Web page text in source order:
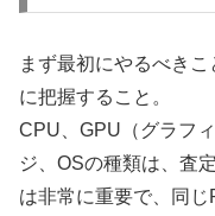
まず最初にやるべき
に把握すること。
CPU、GPU（グラフ
ジ、OSの種類は、査
は非常に重要で、同